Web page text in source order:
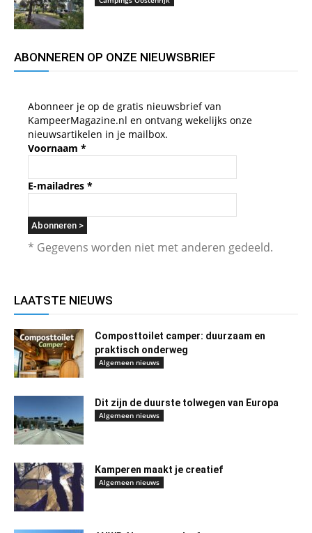
ABONNEREN OP ONZE NIEUWSBRIEF
Abonneer je op de gratis nieuwsbrief van
KampeerMagazine.nl en ontvang wekelijks onze
nieuwsartikelen in je mailbox.
Voornaam *
E-mailadres *
* Gegevens worden niet met anderen gedeeld.
LAATSTE NIEUWS
Composttoilet camper: duurzaam en
praktisch onderweg
Algemeen nieuws
Dit zijn de duurste tolwegen van Europa
Algemeen nieuws
Kamperen maakt je creatief
Algemeen nieuws